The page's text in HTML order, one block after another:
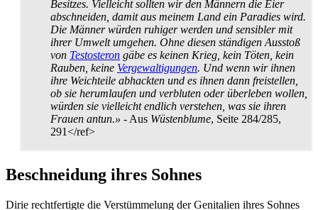
Besitzes. Vielleicht sollten wir den Männern die Eier
abschneiden, damit aus meinem Land ein Paradies wird.
Die Männer würden ruhiger werden und sensibler mit
ihrer Umwelt umgehen. Ohne diesen ständigen Ausstoß
von Testosteron gäbe es keinen Krieg, kein Töten, kein
Rauben, keine Vergewaltigungen. Und wenn wir ihnen
ihre Weichteile abhackten und es ihnen dann freistellen,
ob sie herumlaufen und verbluten oder überleben wollen,
würden sie vielleicht endlich verstehen, was sie ihren
Frauen antun.» - Aus Wüstenblume, Seite 284/285,
291</ref>
Beschneidung ihres Sohnes
Dirie rechtfertigte die Verstümmelung der Genitalien ihres Sohnes